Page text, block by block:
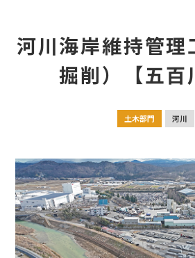
Service 事業案内
Topics 社内活動
お知らせ 広報誌
関連リンク プ
河川海岸維持管理
掘削）【五百
土木部門 河川